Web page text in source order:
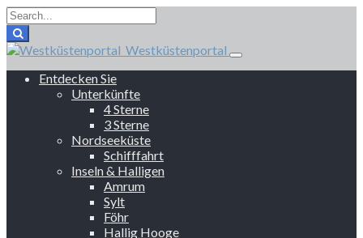
Westküstenportal
Entdecken Sie
Unterkünfte
4 Sterne
3 Sterne
Nordseeküste
Schifffahrt
Inseln & Halligen
Amrum
Sylt
Föhr
Hallig Hooge